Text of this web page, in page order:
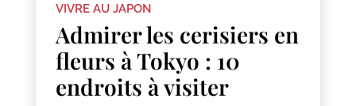
VIVRE AU JAPON
Admirer les cerisiers en
fleurs à Tokyo : 10
endroits à visiter